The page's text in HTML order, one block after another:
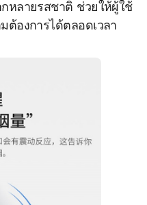
หลายรสชาติ ช่วยให้ผู้ใช้
ต้องการได้ตลอดเวลา